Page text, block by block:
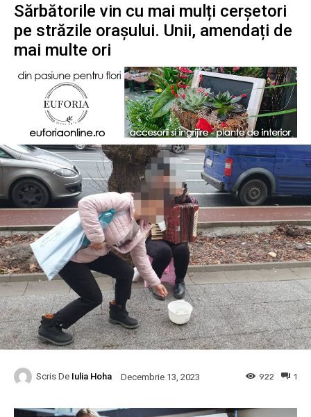
Sărbătorile vin cu mai mulți cerșetori
pe străzile orașului. Unii, amendați de
mai multe ori
Scris De Iulia Hoha Decembrie 13, 2023 1
922